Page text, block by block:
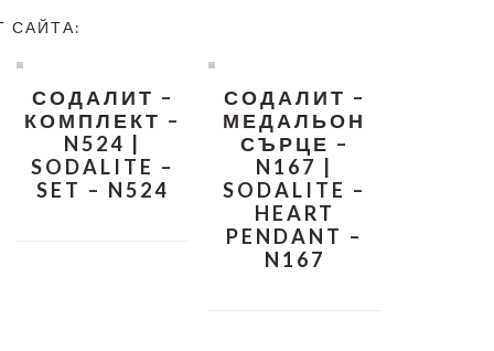
САЙТА:
СОДАЛИТ –
КОМПЛЕКТ –
N524 |
SODALITE –
SET – N524
СОДАЛИТ –
МЕДАЛЬОН
СЪРЦЕ –
N167 |
SODALITE –
HEART
PENDANT –
N167